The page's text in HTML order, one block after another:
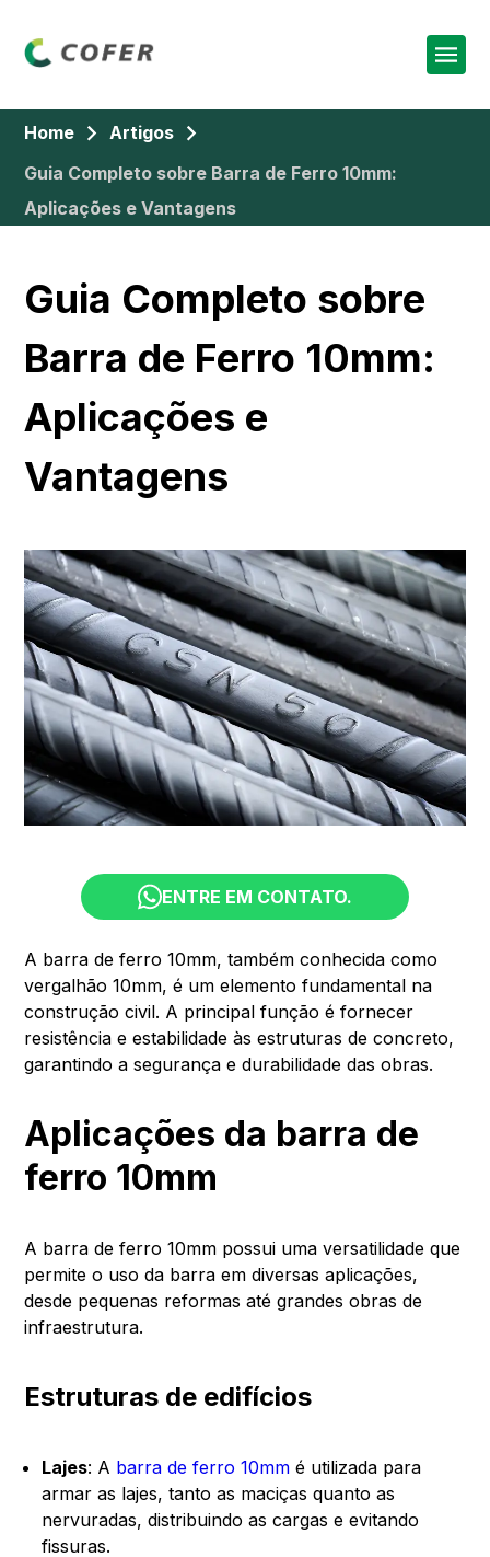
Home
Artigos
Guia Completo sobre Barra de Ferro 10mm:
Aplicações e Vantagens
Guia Completo sobre
Barra de Ferro 10mm:
Aplicações e
Vantagens
ENTRE EM CONTATO.
A barra de ferro 10mm, também conhecida como
vergalhão 10mm, é um elemento fundamental na
construção civil. A principal função é fornecer
resistência e estabilidade às estruturas de concreto,
garantindo a segurança e durabilidade das obras.
Aplicações da barra de
ferro 10mm
A barra de ferro 10mm possui uma versatilidade que
permite o uso da barra em diversas aplicações,
desde pequenas reformas até grandes obras de
infraestrutura.
Estruturas de edifícios
Lajes: A barra de ferro 10mm é utilizada para
armar as lajes, tanto as maciças quanto as
nervuradas, distribuindo as cargas e evitando
fissuras.